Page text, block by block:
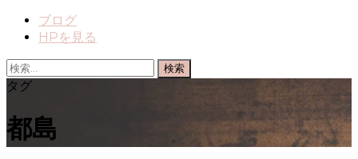
ブログ
HPを見る
検
索:
タグ
都島